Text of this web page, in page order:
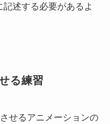
述する必要があるよ
る練習
せるアニメーションの